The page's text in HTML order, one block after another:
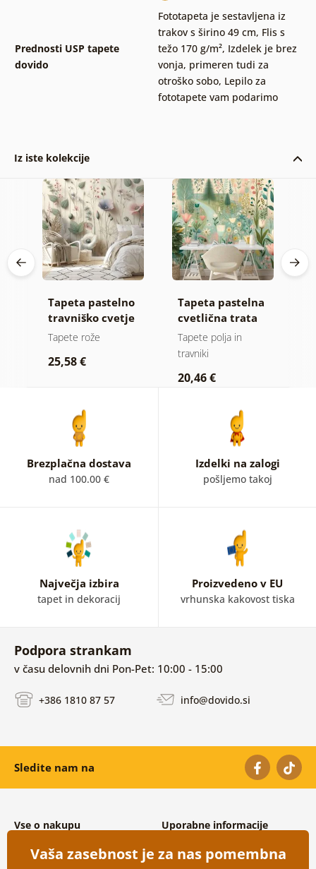
Prednosti USP tapete
dovido
Fototapeta je sestavljena iz
trakov s širino 49 cm, Flis s
težo 170 g/m², Izdelek je brez
vonja, primeren tudi za
otroško sobo, Lepilo za
fototapete vam podarimo
Iz iste kolekcije
Tapeta pastelno
travniško cvetje
Tapete rože
25,58 €
Tapeta pastelna
cvetlična trata
Tapete polja in
travniki
20,46 €
Brezplačna dostava
nad 100.00 €
Izdelki na zalogi
pošljemo takoj
Največja izbira
tapet in dekoracij
Proizvedeno v EU
vrhunska kakovost tiska
Podpora strankam
v času delovnih dni Pon-Pet: 10:00 - 15:00
+386 1810 87 57 info@dovido.si
Sledite nam na
Vse o nakupu
Splošni in reklamacijski pogoji
Varovanje osebnih podatkov
Uporabne informacije
Pogosto zastavljena vprašanja
Vaša zasebnost je za nas pomembna